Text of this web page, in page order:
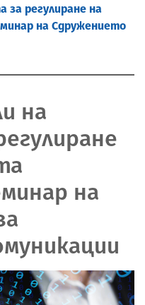
за регулиране на
на Сдружението
на
на